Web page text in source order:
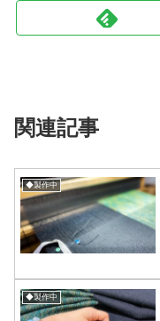
関連記事
◆製作中
◆製作中